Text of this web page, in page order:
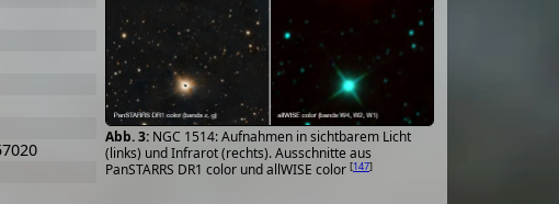
NGC 1514: Aufnahmen in sichtbarem Licht
(links) und Infrarot (rechts). Ausschnitte aus
PanSTARRS DR1 color und allWISE color [147]